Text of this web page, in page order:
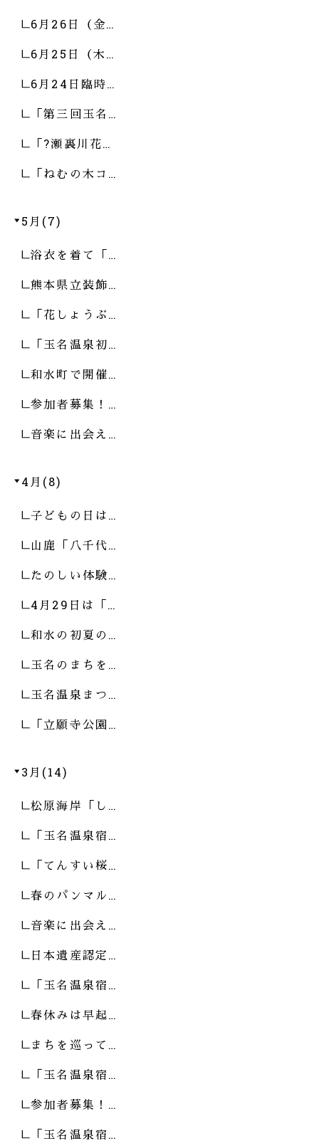
6月26日（金…
6月25日（木…
6月24日臨時…
「第三回玉名…
「?瀬裏川花…
「ねむの木コ…
5月(7)
浴衣を着て「…
熊本県立装飾…
「花しょうぶ…
「玉名温泉初…
和水町で開催…
参加者募集！…
音楽に出会え…
4月(8)
子どもの日は…
山鹿「八千代…
たのしい体験…
4月29日は「…
和水の初夏の…
玉名のまちを…
玉名温泉まつ…
「立願寺公園…
3月(14)
松原海岸「し…
「玉名温泉宿…
「てんすい桜…
春のパンマル…
音楽に出会え…
日本遺産認定…
「玉名温泉宿…
春休みは早起…
まちを巡って…
「玉名温泉宿…
参加者募集！…
「玉名温泉宿…